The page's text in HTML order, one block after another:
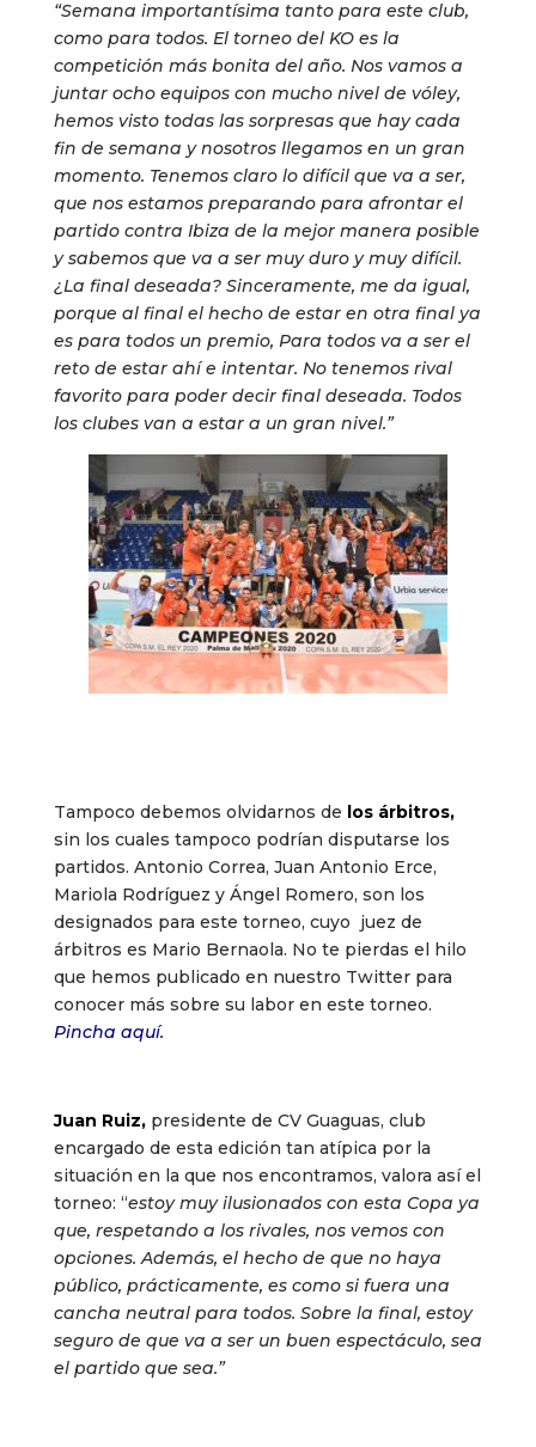
“Semana importantísima tanto para este club,
como para todos. El torneo del KO es la
competición más bonita del año. Nos vamos a
juntar ocho equipos con mucho nivel de vóley,
hemos visto todas las sorpresas que hay cada
fin de semana y nosotros llegamos en un gran
momento. Tenemos claro lo difícil que va a ser,
que nos estamos preparando para afrontar el
partido contra Ibiza de la mejor manera posible
y sabemos que va a ser muy duro y muy difícil.
¿La final deseada? Sinceramente, me da igual,
porque al final el hecho de estar en otra final ya
es para todos un premio, Para todos va a ser el
reto de estar ahí e intentar. No tenemos rival
favorito para poder decir final deseada. Todos
los clubes van a estar a un gran nivel.”
Tampoco debemos olvidarnos de los árbitros,
sin los cuales tampoco podrían disputarse los
partidos. Antonio Correa, Juan Antonio Erce,
Mariola Rodríguez y Ángel Romero, son los
designados para este torneo, cuyo juez de
árbitros es Mario Bernaola. No te pierdas el hilo
que hemos publicado en nuestro Twitter para
conocer más sobre su labor en este torneo.
Pincha aquí.
Juan Ruiz,presidente de CV Guaguas, club
encargado de esta edición tan atípica por la
situación en la que nos encontramos, valora así el
torneo: “estoy muy ilusionados con esta Copa ya
que, respetando a los rivales, nos vemos con
opciones. Además, el hecho de que no haya
público, prácticamente, es como si fuera una
cancha neutral para todos. Sobre la final, estoy
seguro de que va a ser un buen espectáculo, sea
el partido que sea.”